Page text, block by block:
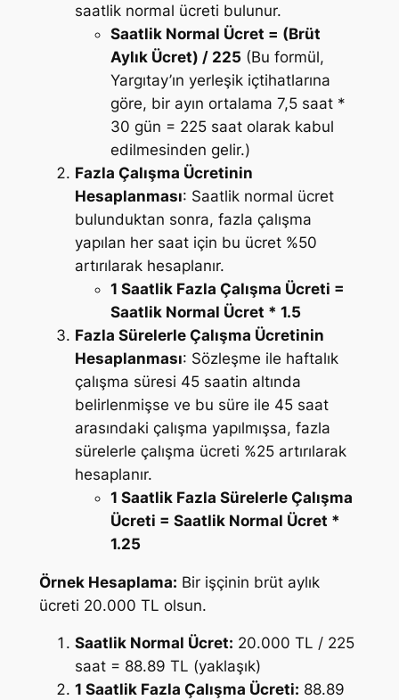
saatlik normal ücreti bulunur.
Saatlik Normal Ücret = (Brüt
Aylık Ücret) / 225 (Bu formül,
Yargıtay’ın yerleşik içtihatlarına
göre, bir ayın ortalama 7,5 saat *
30 gün = 225 saat olarak kabul
edilmesinden gelir.)
Fazla Çalışma Ücretinin
Hesaplanması: Saatlik normal ücret
bulunduktan sonra, fazla çalışma
yapılan her saat için bu ücret %50
artırılarak hesaplanır.
1 Saatlik Fazla Çalışma Ücreti =
Saatlik Normal Ücret * 1.5
Fazla Sürelerle Çalışma Ücretinin
Hesaplanması: Sözleşme ile haftalık
çalışma süresi 45 saatin altında
belirlenmişse ve bu süre ile 45 saat
arasındaki çalışma yapılmışsa, fazla
sürelerle çalışma ücreti %25 artırılarak
hesaplanır.
1 Saatlik Fazla Sürelerle Çalışma
Ücreti = Saatlik Normal Ücret *
1.25
Örnek Hesaplama: Bir işçinin brüt aylık
ücreti 20.000 TL olsun.
Saatlik Normal Ücret: 20.000 TL / 225
saat = 88.89 TL (yaklaşık)
1 Saatlik Fazla Çalışma Ücreti: 88.89